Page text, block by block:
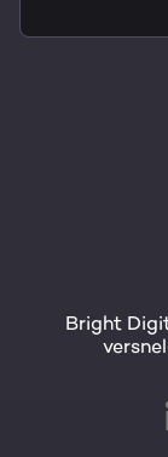
Bright